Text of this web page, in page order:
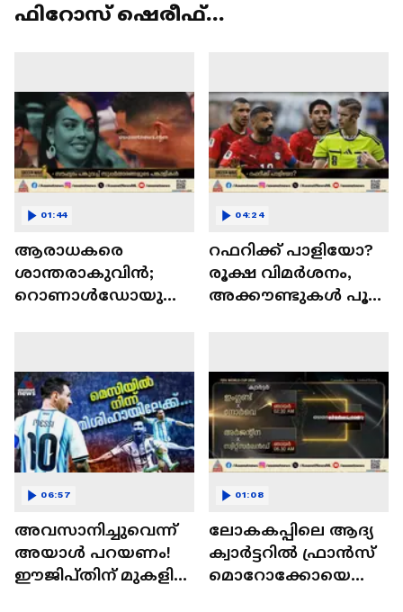
ഫിറോസ് ഷെരീഫ്
ആരാധകരെ
ശാന്തരാകുവിൻ;
റൊണാൾഡോയുടെ
അൻ്റൊനെല
01:44
റഫറിക്ക് പാളിയോ?
രൂക്ഷ വിമർശനം,
അക്കൗണ്ടുകൾ പൂട്ടി
04:24
അവസാനിച്ചുവെന്ന്
അയാള്‍ പറയണം!
ഈജിപ്തിന് മുകളില്‍
06:57
ലോകകപ്പിലെ ആദ്യ
ക്വാർട്ടറിൽ ഫ്രാൻസ്
മൊറോക്കോയെ
01:08